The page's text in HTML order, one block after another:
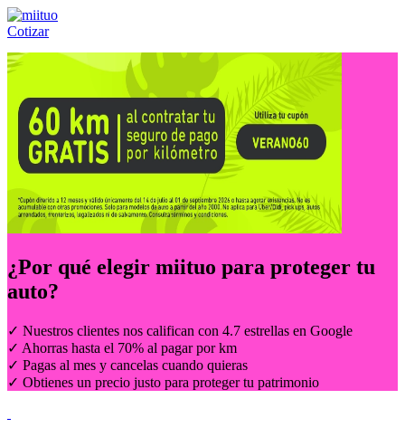
Cotizar
Llámanos al:(55) 84-21-05-00 ó
¿Por qué elegir miituo para proteger tu
auto?
✓ Nuestros clientes nos califican con 4.7 estrellas en Google
✓ Ahorras hasta el 70% al pagar por km
✓ Pagas al mes y cancelas cuando quieras
✓ Obtienes un precio justo para proteger tu patrimonio